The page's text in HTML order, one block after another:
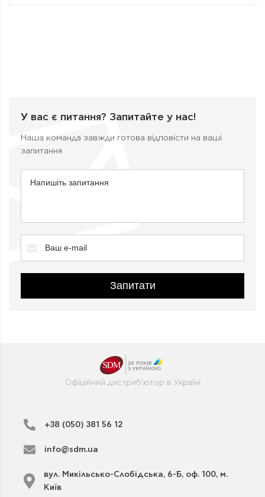
У вас є питання? Запитайте у нас!
Наша команда завжди готова відповісти на ваші
запитання
Запитати
Офіційний дистриб'ютор в Україні
+38 (050) 381 56 12
info@sdm.ua
вул. Микільсько-Слобідська, 6-Б, оф. 100, м.
Київ